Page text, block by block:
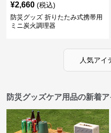
¥2,660 (税込)
防災グッズ 折りたたみ式携帯用
ミニ炭火調理器
人気アイ
防災グッズケア用品の新着